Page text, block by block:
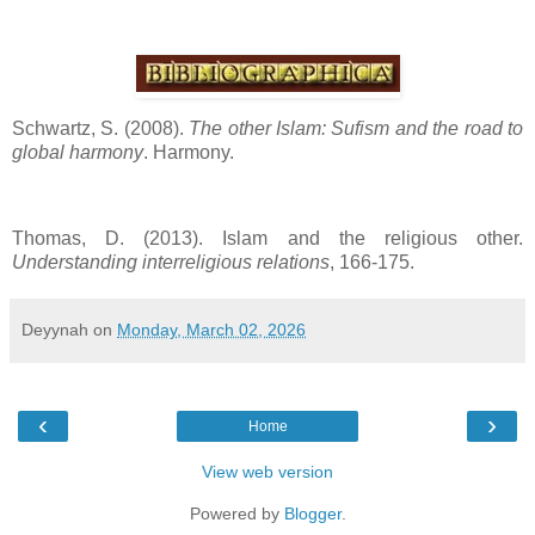
Schwartz, S. (2008). The other Islam: Sufism and the road to
global harmony. Harmony.
Thomas, D. (2013). Islam and the religious other.
Understanding interreligious relations, 166-175.
Deyynah on Monday, March 02, 2026
‹ ›
Home
View web version
Powered by Blogger.